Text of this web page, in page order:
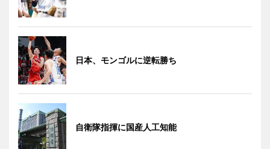
日本、モンゴルに逆転勝ち
自衛隊指揮に国産人工知能